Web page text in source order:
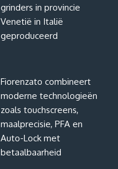
grinders in provincie
Venetië in Italië
geproduceerd
Fiorenzato combineert
moderne technologieën
zoals touchscreens,
maalprecisie, PFA en
Auto-Lock met
betaalbaarheid